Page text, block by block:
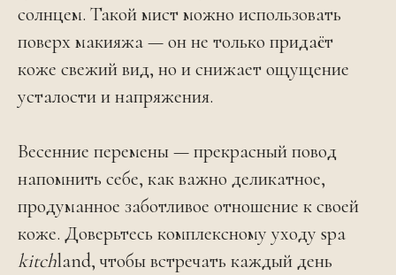
солнцем. Такой мист можно использовать
поверх макияжа — он не только придаёт
коже свежий вид, но и снижает ощущение
усталости и напряжения.
Весенние перемены — прекрасный повод
напомнить себе, как важно деликатное,
продуманное заботливое отношение к своей
коже. Доверьтесь комплексному уходу spa
kitchland, чтобы встречать каждый день